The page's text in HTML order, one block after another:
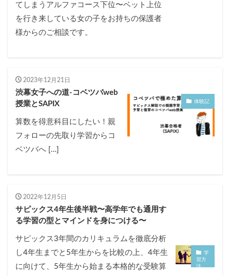
てしまうアルファコース下位〜ベット上位
を行き来している女の子をお持ちの保護者
様からのご相談です。
体験記
2023年12月21日
渋幕女子への道-コベツバweb
授業とSAPIX
算数を得意科目にしたい！親
フォローの先取り学習からコ
ベツバへ […]
学
習方
法
2022年12月5日
サピックス4年生後半戦〜高学年でも通用す
る学習の型とマインドを身につける〜
サピックス3年間のカリキュラムを徹底分析
し4年生までと5年生からを比較の上、4年生
に向けて、5年生から始まる本格的な受験算